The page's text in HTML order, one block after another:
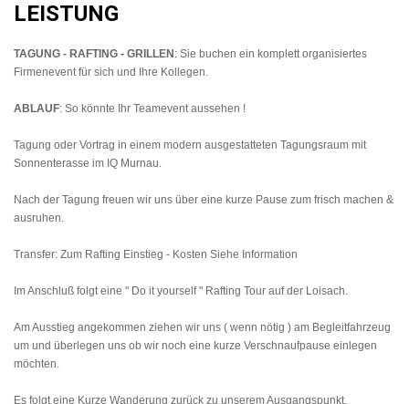
LEISTUNG
TAGUNG - RAFTING - GRILLEN : Sie buchen ein komplett organisiertes
Firmenevent für sich und Ihre Kollegen.
ABLAUF: So könnte Ihr Teamevent aussehen !
Tagung oder Vortrag in einem modern ausgestatteten Tagungsraum mit
Sonnenterasse im IQ Murnau.
Nach der Tagung freuen wir uns über eine kurze Pause zum frisch machen &
ausruhen.
Transfer: Zum Rafting Einstieg - Kosten Siehe Information
Im Anschluß folgt eine " Do it yourself " Rafting Tour auf der Loisach.
Am Ausstieg angekommen ziehen wir uns ( wenn nötig ) am Begleitfahrzeug
um und überlegen uns ob wir noch eine kurze Verschnaufpause einlegen
möchten.
Es folgt eine Kurze Wanderung zurück zu unserem Ausgangspunkt.